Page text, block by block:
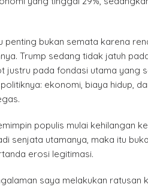
penting bukan semata karena
Trump sedang tidak jatuh
justru pada fondasi utama yang
ekonomi, biaya hidup,
populis mulai kehilangan
senjata utamanya, maka itu
erosi legitimasi.
saya melakukan ratusan